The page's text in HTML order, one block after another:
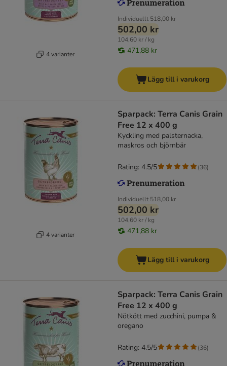
4 varianter
Individuellt 518,00 kr
502,00 kr
104,60 kr / kg
471,88 kr
Lägg till i varukorg
4 varianter
Sparpack: Terra Canis Grain
Free 12 x 400 g
Kyckling med palsternacka,
maskros och björnbär
Individuellt 518,00 kr
502,00 kr
104,60 kr / kg
471,88 kr
Rating: 4.5/5 (36)
Lägg till i varukorg
Sparpack: Terra Canis Grain
Free 12 x 400 g
Nötkött med zucchini, pumpa &
oregano
Rating: 4.5/5 (36)